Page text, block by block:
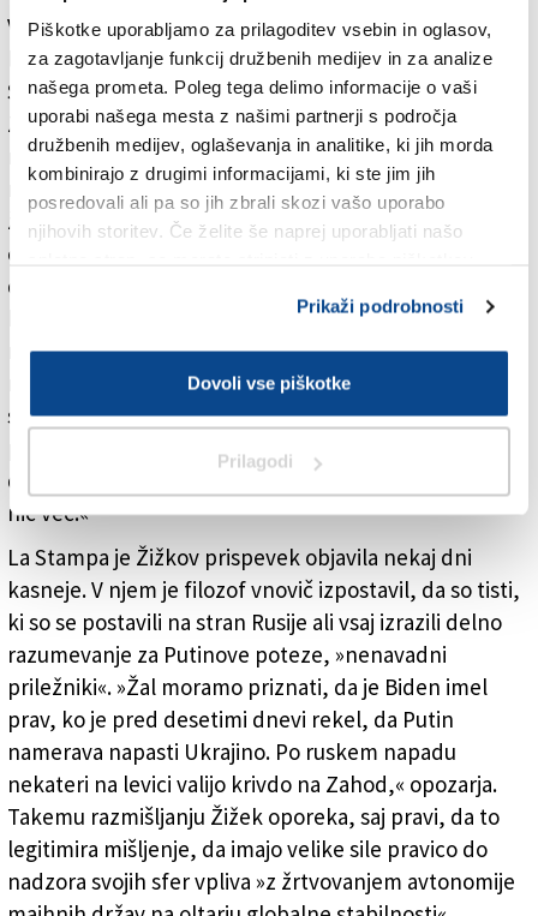
Piškotke uporabljamo za prilagoditev vsebin in oglasov,
za zagotavljanje funkcij družbenih medijev in za analize
našega prometa. Poleg tega delimo informacije o vaši
uporabi našega mesta z našimi partnerji s področja
družbenih medijev, oglaševanja in analitike, ki jih morda
kombinirajo z drugimi informacijami, ki ste jim jih
posredovali ali pa so jih zbrali skozi vašo uporabo
njihovih storitev. Če želite še naprej uporabljati našo
Prikaži podrobnosti
Dovoli vse piškotke
Prilagodi
V sklepnem delu Žižek naslovi še dilemo preštevilnih
levičarjev, ki vztrajajo s podporo Rusiji (kot naslednici
Sovjetske zveze, ki edina nasprotuje imperializmu
ZDA). »Čas je, da priznate: Putin je konservativni
nacionalist.« Prosto po Leninu – kaj storiti? »Kdor, kot
mi, živi v državah, iz katerih lahko spremljamo
žalostno komedijo posilstva, mora vedeti, da bo samo
odločna kastracija to preprečila,« piše Žižek, ki meni,
da mora mednarodna javnost stremeti h kirurški
kastraciji Rusije in, do neke mere, tudi ZDA. »To je
mogoče doseči z doslednim ignoriranjem in čim večjo
marginalizacijo, z obravnavanjem le-teh kot
sramotnih obscenosti, kot pogled na nekoga, ki se
podela kar na pločniku. Ob tem pa je treba zagotoviti,
da na pogorišču njunih globalnih avtoritet ne zraste
nič več.«
La Stampa je Žižkov prispevek objavila nekaj dni
kasneje. V njem je filozof vnovič izpostavil, da so tisti,
ki so se postavili na stran Rusije ali vsaj izrazili delno
razumevanje za Putinove poteze, »nenavadni
priležniki«. »Žal moramo priznati, da je Biden imel
prav, ko je pred desetimi dnevi rekel, da Putin
namerava napasti Ukrajino. Po ruskem napadu
nekateri na levici valijo krivdo na Zahod,« opozarja.
Takemu razmišljanju Žižek oporeka, saj pravi, da to
legitimira mišljenje, da imajo velike sile pravico do
nadzora svojih sfer vpliva »z žrtvovanjem avtonomije